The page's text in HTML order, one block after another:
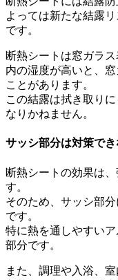
よっては新たな結露
です。
断熱シートは窓ガラ
内の湿度が高いと、
ことがあります。
この結露は拭き取り
なりかねません。
サッシ部分は対策で
断熱シートの効果は
す。
そのため、サッシ部
です。
特に熱を通しやすい
部分です。
また、調理や入浴、